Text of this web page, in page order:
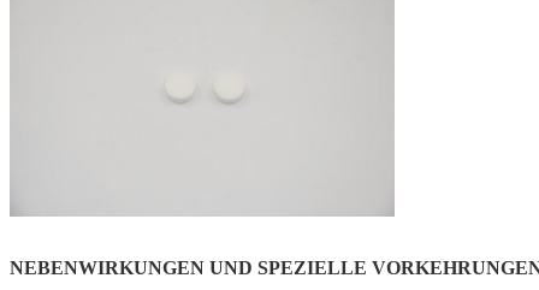
NEBENWIRKUNGEN UND SPEZIELLE